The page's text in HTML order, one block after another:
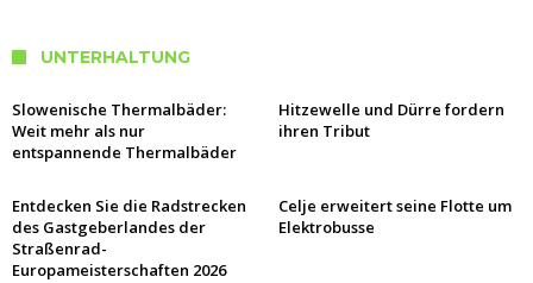
UNTERHALTUNG
Slowenische Thermalbäder:
Weit mehr als nur
entspannende Thermalbäder
Hitzewelle und Dürre fordern
ihren Tribut
Entdecken Sie die Radstrecken
des Gastgeberlandes der
Straßenrad-
Europameisterschaften 2026
Celje erweitert seine Flotte um
Elektrobusse